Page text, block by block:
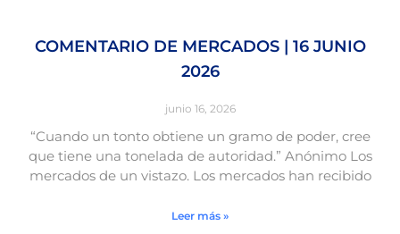
COMENTARIO DE MERCADOS | 16 JUNIO
2026
junio 16, 2026
“Cuando un tonto obtiene un gramo de poder, cree
que tiene una tonelada de autoridad.” Anónimo Los
mercados de un vistazo. Los mercados han recibido
Leer más »